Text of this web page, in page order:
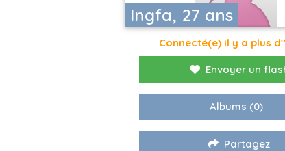
Ingfa, 27 ans
Connecté(e) il y a plus
Envoyer un
Albums (0)
Partagez